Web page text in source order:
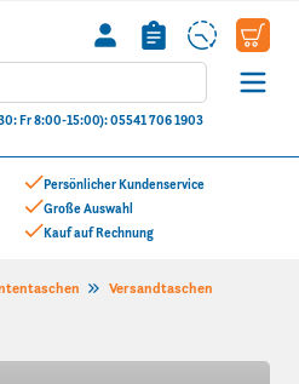
Persönlicher Kundenservice
Große Auswahl
Kauf auf Rechnung
Fr 8:00-15:00): 05541 706 1903
Versandtaschen